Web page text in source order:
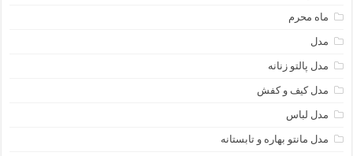
ماه محرم
مدل
مدل پالتو زنانه
مدل کیف و کفش
مدل لباس
مدل مانتو بهاره و تابستانه